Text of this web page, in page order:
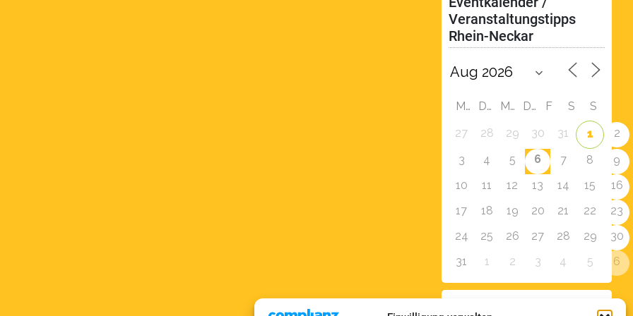
Veranstaltungstipps
Rhein-Neckar
M D M D F S
S
27
28 29 30 31 1
2
3
4 5 6 7 8
9
10
11 12 13 14 15
16
17
18 19 20 21 22
23
24
25 26 27 28 29
30
31
1 2 3 4 5 6